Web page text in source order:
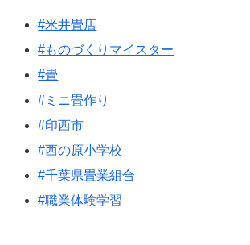
#米井畳店
#ものづくりマイスター
#畳
#ミニ畳作り
#印西市
#西の原小学校
#千葉県畳業組合
#職業体験学習